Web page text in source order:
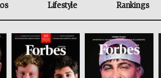
Lifestyle Rankings